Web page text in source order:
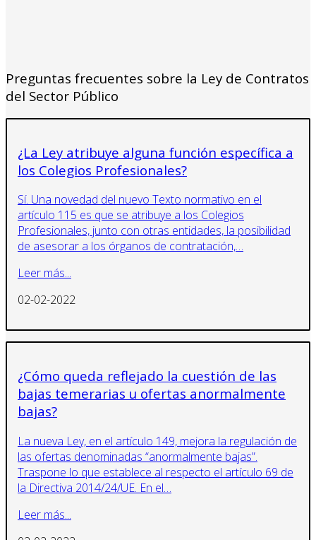
Preguntas frecuentes sobre la Ley de Contratos
del Sector Público
¿La Ley atribuye alguna función específica a
los Colegios Profesionales?
Sí. Una novedad del nuevo Texto normativo en el
artículo 115 es que se atribuye a los Colegios
Profesionales, junto con otras entidades, la posibilidad
de asesorar a los órganos de contratación,…
Leer más...
02-02-2022
¿Cómo queda reflejado la cuestión de las
bajas temerarias u ofertas anormalmente
bajas?
La nueva Ley, en el artículo 149, mejora la regulación de
las ofertas denominadas “anormalmente bajas”.
Traspone lo que establece al respecto el artículo 69 de
la Directiva 2014/24/UE. En el…
Leer más...